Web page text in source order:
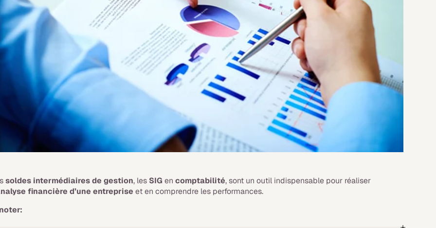
soldes intermédiaires de gestion, les SIG encomptabilité, sont un outil indispensable pour réaliser
financière d’une entreprise et en comprendre les performances.